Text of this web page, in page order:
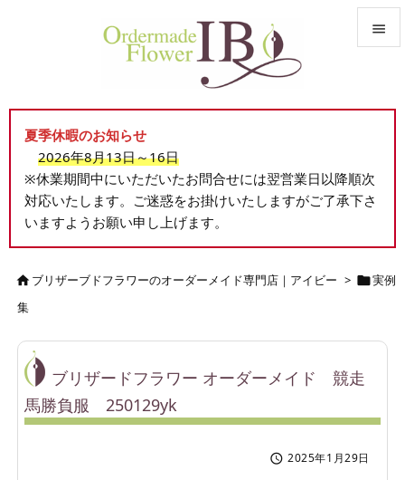


前へ

検索
夏季休暇のお知らせ
2026年8月13日～16日
※休業期間中にいただいたお問合せには翌営業日以降順次
対応いたします。ご迷惑をお掛けいたしますがご了承下さ
いますようお願い申し上げます。
ブリザーブドフラワーのオーダーメイド専門店｜アイビー > 実例
集
ブリザードフラワー オーダーメイド 競走
馬勝負服 250129yk
 2025年1月29日